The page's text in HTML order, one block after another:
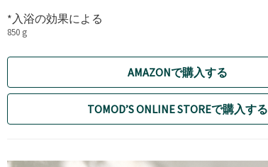
*入浴の効果による
850 g
AMAZONで購入する
TOMOD’S ONLINE STOREで購入する